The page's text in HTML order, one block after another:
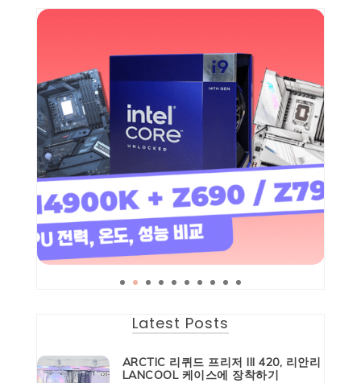
Latest Posts
ARCTIC 리퀴드 프리저 III 420, 리안리
LANCOOL 케이스에 장착하기